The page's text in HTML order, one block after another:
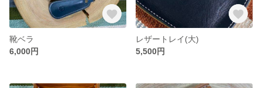
靴ベラ
6,000円
レザートレイ(大)
5,500円